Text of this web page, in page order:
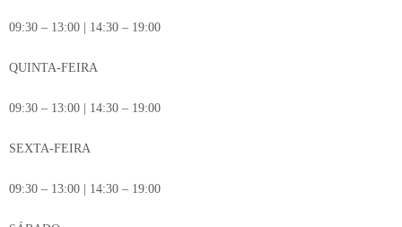
09:30 – 13:00 | 14:30 – 19:00
QUINTA-FEIRA
09:30 – 13:00 | 14:30 – 19:00
SEXTA-FEIRA
09:30 – 13:00 | 14:30 – 19:00